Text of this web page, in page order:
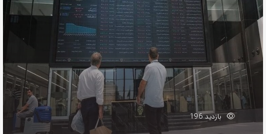
بازدید 196